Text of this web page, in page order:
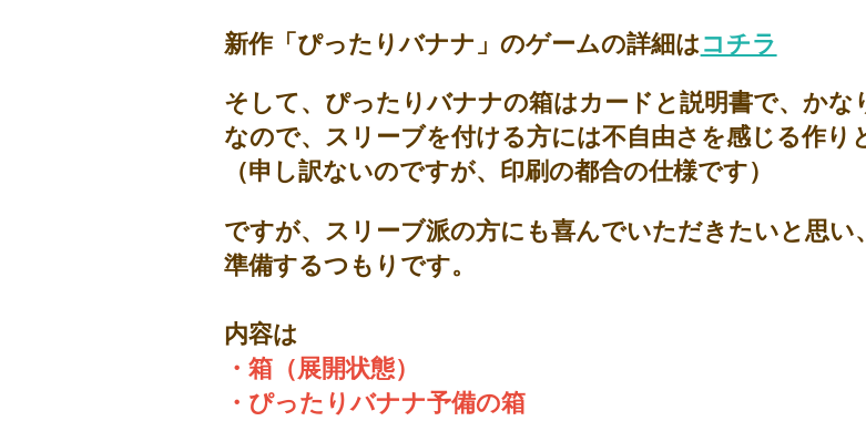
新作「ぴったりバナナ」のゲームの詳細はコチラ
そして、ぴったりバナナの箱はカードと説明書で、かな
なので、スリーブを付ける方には不自由さを感じる作り
（申し訳ないのですが、印刷の都合の仕様です）
ですが、スリーブ派の方にも喜んでいただきたいと思
準備するつもりです。
内容は
・箱（展開状態）
・ぴったりバナナ予備の箱